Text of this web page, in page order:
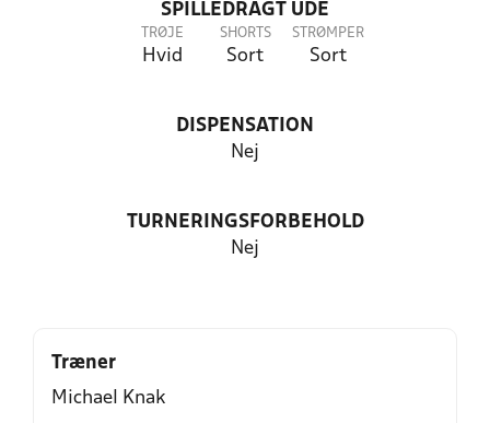
SPILLEDRAGT UDE
TRØJE
Hvid
SHORTS
Sort
STRØMPER
Sort
DISPENSATION
Nej
TURNERINGSFORBEHOLD
Nej
Træner
Michael Knak